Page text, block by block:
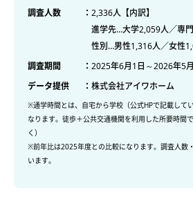
調査人数
： 2,336人【内訳】
進学先…大学2,059人／専
性別…男性1,316人／女性
調査期間
： 2025年6月1日～2026年5
データ提供
： 株式会社アイワホーム
※通学時間とは、自宅から学校（公式HPで記載して
なります。徒歩＋公共交通機関を利用した所要時間
く）
※前年比は2025年度との比較になります。調査人数
います。